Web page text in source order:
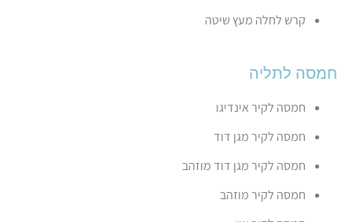
קרש לחלה מעץ שיטה
חמסה לתליה
חמסה לקיר אינדיגו
חמסה לקיר מגן דוד
חמסה לקיר מגן דוד מוזהב
חמסה לקיר מוזהב